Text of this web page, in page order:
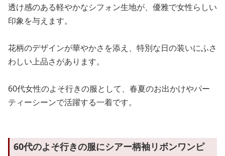
透け感のある軽やかなシフォン生地が、優雅で女性らしい
印象を与えます。
花柄のデザインが華やかさを添え、特別な日の装いにふさ
わしい上品さがあります。
60代女性のよそ行きの服として、春夏のお出かけやパー
ティーシーンで活躍する一着です。
60代のよそ行きの服にシアー柄袖リボンワンピ